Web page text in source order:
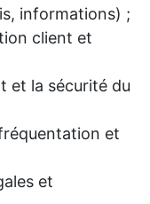
informations) ;
client et
et la sécurité du
et
et